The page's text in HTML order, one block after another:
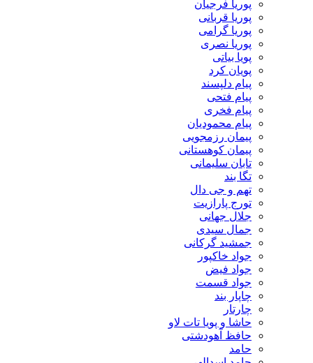
پوریا فرجیان
پوریا قربانی
پوریا گرامی
پوریا نصری
پویا بیاتی
پویان کرد
پیام دلپسند
پیام فتحی
پیام فخری
پیام محمودیان
پیمان رزمجویی
پیمان کوهستانی
تابان سلیمانی
تگا بند
تهم و جی دال
تورج پارازیت
جلال جهانی
جمال سیدی
جمشید گرکانی
جواد خاکپور
جواد فیض
جواد قسمت
چاپار بند
چارتار
حاشا و پویا تات لاو
حافظ آهودشتی
حامد